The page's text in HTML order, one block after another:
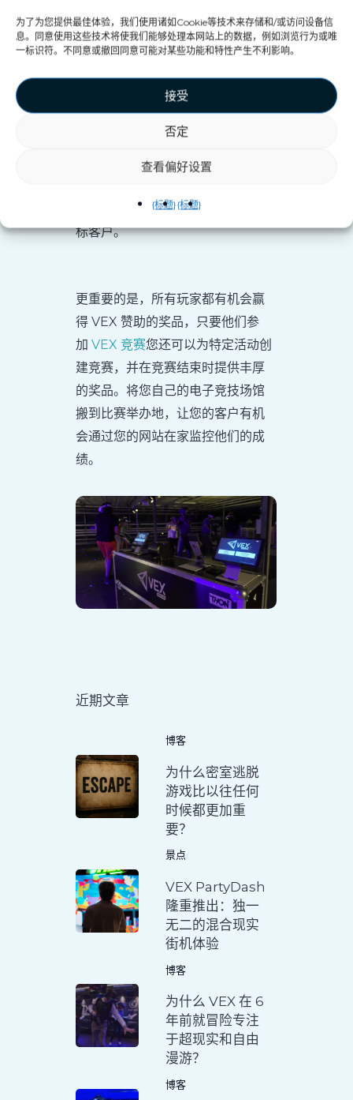
为了为您提供最佳体验，我们使用诸如Cookie等技术来存储和/或访问设备信
息。同意使用这些技术将使我们能够处理本网站上的数据，例如浏览行为或唯
一标识符。不同意或撤回同意可能对某些功能和特性产生不利影响。
接受
否定
查看偏好设置
{标题}{标题}
这VEX 电竞系统每个 VEX 游乐设
施都配备此功能，VEX Arena 移动
以自行注册，在游玩过程中获得个
性化体验，并在游玩结束后回顾游
玩过程。您可以获取他们的联系方
式和信息，以便与他们保持联系。
轻松地在未来的营销活动中锁定目
标客户。
更重要的是，所有玩家都有机会赢
得 VEX 赞助的奖品，只要他们参
加VEX 竞赛您还可以为特定活动创
建竞赛，并在竞赛结束时提供丰厚
的奖品。将您自己的电子竞技场馆
搬到比赛举办地，让您的客户有机
会通过您的网站在家监控他们的成
绩。
近期文章
博客
为什么密室逃脱
游戏比以往任何
时候都更加重
要？
景点
VEX PartyDash
隆重推出：独一
无二的混合现实
街机体验
博客
为什么 VEX 在 6
年前就冒险专注
于超现实和自由
漫游？
博客